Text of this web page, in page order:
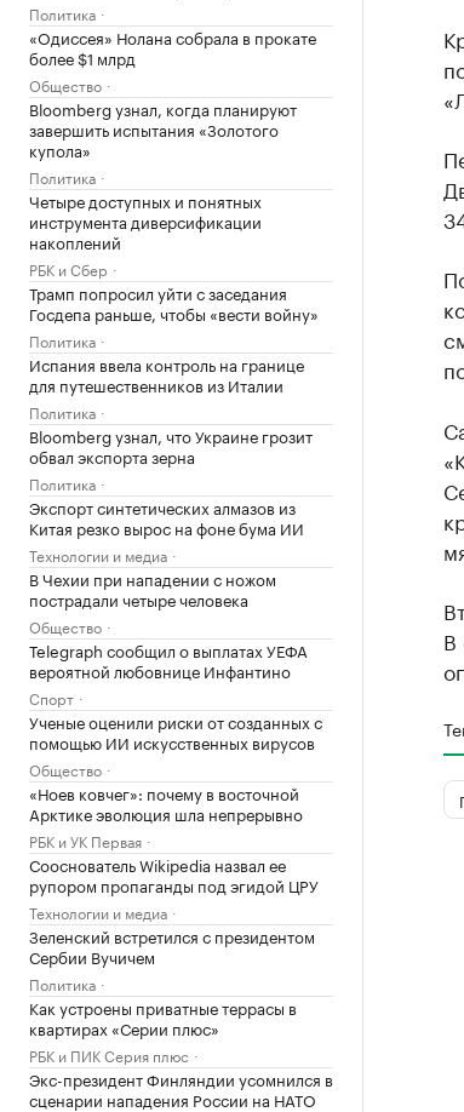
Политика
«Одиссея» Нолана собрала в прокате
более $1 млрд
Общество
Bloomberg узнал, когда планируют
завершить испытания «Золотого
купола»
Политика
Четыре доступных и понятных
инструмента диверсификации
накоплений
РБК и Сбер
Трамп попросил уйти с заседания
Госдепа раньше, чтобы «вести войну»
Политика
Испания ввела контроль на границе
для путешественников из Италии
Политика
Bloomberg узнал, что Украине грозит
обвал экспорта зерна
Политика
Экспорт синтетических алмазов из
Китая резко вырос на фоне бума ИИ
Технологии и медиа
В Чехии при нападении с ножом
пострадали четыре человека
Общество
Telegraph сообщил о выплатах УЕФА
вероятной любовнице Инфантино
Спорт
Ученые оценили риски от созданных с
помощью ИИ искусственных вирусов
Общество
«Ноев ковчег»: почему в восточной
Арктике эволюция шла непрерывно
РБК и УК Первая
Сооснователь Wikipedia назвал ее
рупором пропаганды под эгидой ЦРУ
Технологии и медиа
Зеленский встретился с президентом
Сербии Вучичем
Политика
Как устроены приватные террасы в
квартирах «Серии плюс»
РБК и ПИК Серия плюс
Экс-президент Финляндии усомнился в
сценарии нападения России на НАТО
В